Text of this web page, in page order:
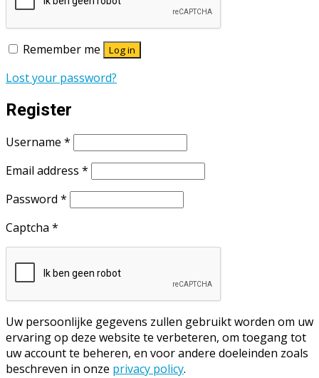
Remember me Log in
Lost your password?
Register
Username *
Email address *
Password *
Captcha *
Uw persoonlijke gegevens zullen gebruikt worden om uw
ervaring op deze website te verbeteren, om toegang tot
uw account te beheren, en voor andere doeleinden zoals
beschreven in onze privacy policy.